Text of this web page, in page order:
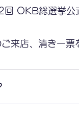
回 OKB総選挙公
来店、清き一